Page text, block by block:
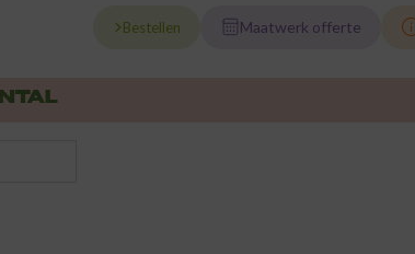
Bestellen Maatwerk offerte